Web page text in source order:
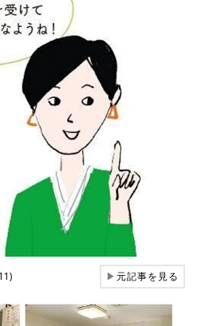
▶元記事を見る